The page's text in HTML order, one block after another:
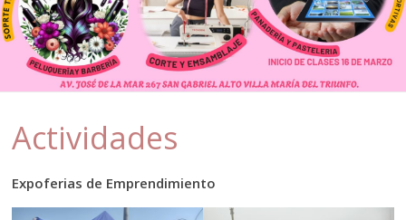
Actividades
Expoferias de Emprendimiento